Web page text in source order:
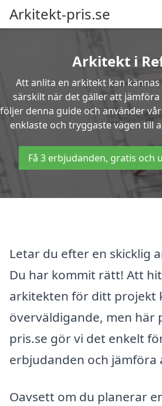
Arkitekt-pris.se
Arkitekt i
Att anlita en arkitekt kan
särskilt när det gäller att
följer denna guide och använder
enklaste och tryggaste vägen till
Få 3 erbjudanden, gratis och
Letar du efter en skicklig
Du har kommit rätt! Att
arkitekten för ditt projekt
överväldigande, men här
pris.se gör vi det enkelt
erbjudanden och jämföra
Oavsett om du planerar